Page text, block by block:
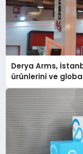
Derya Arms,
ürünlerini ve